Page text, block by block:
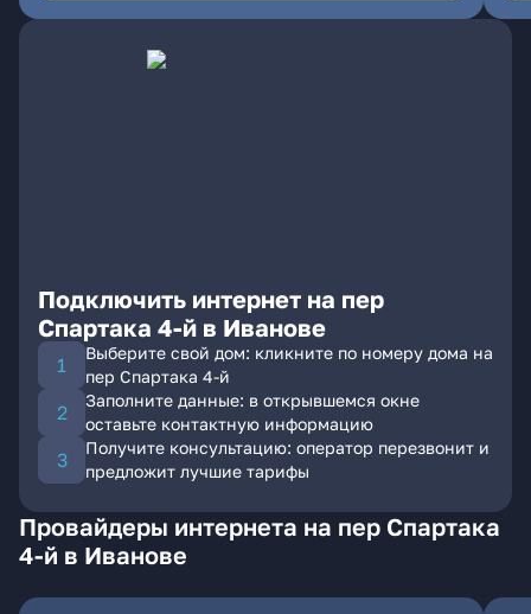
Подключить интернет на пер
Спартака 4-й в Иванове
Выберите свой дом: кликните по номеру дома на
пер Спартака 4-й
Заполните данные: в открывшемся окне
оставьте контактную информацию
Получите консультацию: оператор перезвонит и
предложит лучшие тарифы
Провайдеры интернета на пер Спартака
4-й в Иванове